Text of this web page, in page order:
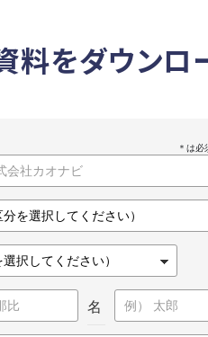
料をダウンロ
名